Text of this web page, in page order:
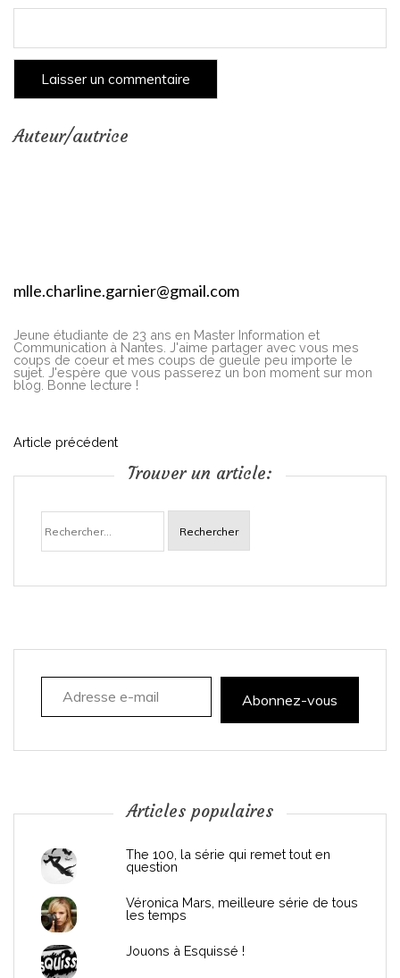
Auteur/autrice
mlle.charline.garnier@gmail.com
Jeune étudiante de 23 ans en Master Information et
Communication à Nantes. J'aime partager avec vous mes
coups de coeur et mes coups de gueule peu importe le
sujet. J'espère que vous passerez un bon moment sur mon
blog. Bonne lecture !
N
i
a
n
Article précédent
Trouver un article:
Rechercher :
Adresse e-mail
Abonnez-vous
Articles populaires
The 100, la série qui remet tout en
question
Véronica Mars, meilleure série de tous
les temps
Jouons à Esquissé !